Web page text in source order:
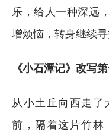
乐，给人一种深远
增烦恼，转身继续寻
《小石潭记》改写
从小土丘向西走了
前，隔着这片竹林